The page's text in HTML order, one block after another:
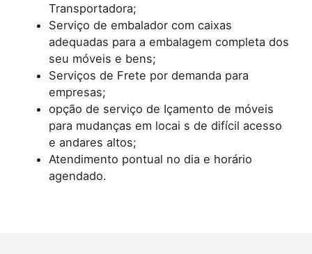
Transportadora;
Serviço de embalador com caixas
adequadas para a embalagem completa dos
seu móveis e bens;
Serviços de Frete por demanda para
empresas;
opção de serviço de Içamento de móveis
para mudanças em locai s de difícil acesso
e andares altos;
Atendimento pontual no dia e horário
agendado.